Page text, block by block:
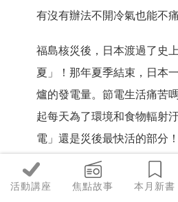
活動講座 焦點故事 本月新書
有沒有辦法不開冷氣也能不
福島核災後，日本渡過了史
夏」！那年夏季結束，日本
爐的發電量。節電生活痛苦
起每天為了環境和食物輻射
電」還是災後最快活的部分
會，由建築師、醫學博士、
聯手動腦，讓人們學習與環